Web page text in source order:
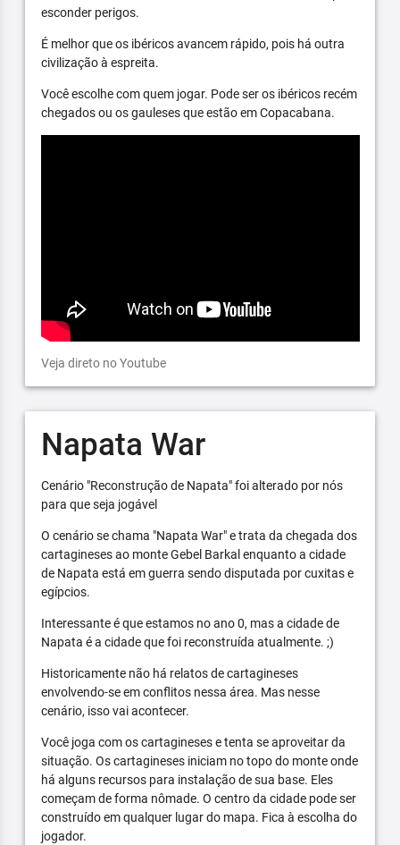
esconder perigos.
É melhor que os ibéricos avancem rápido, pois há outra
civilização à espreita.
Você escolhe com quem jogar. Pode ser os ibéricos recém
chegados ou os gauleses que estão em Copacabana.
Veja direto no Youtube
Napata War
Cenário "Reconstrução de Napata" foi alterado por nós
para que seja jogável
O cenário se chama "Napata War" e trata da chegada dos
cartagineses ao monte Gebel Barkal enquanto a cidade
de Napata está em guerra sendo disputada por cuxitas e
egípcios.
Interessante é que estamos no ano 0, mas a cidade de
Napata é a cidade que foi reconstruída atualmente. ;)
Historicamente não há relatos de cartagineses
envolvendo-se em conflitos nessa área. Mas nesse
cenário, isso vai acontecer.
Você joga com os cartagineses e tenta se aproveitar da
situação. Os cartagineses iniciam no topo do monte onde
há alguns recursos para instalação de sua base. Eles
começam de forma nômade. O centro da cidade pode ser
construído em qualquer lugar do mapa. Fica à escolha do
jogador.